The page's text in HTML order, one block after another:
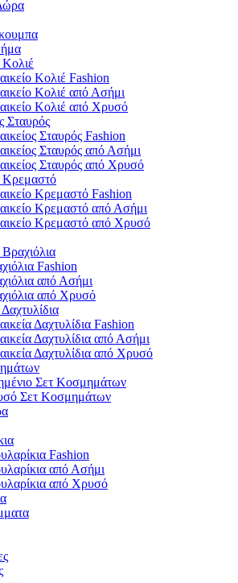
Κολιέ
Κολιέ Fashion
Κολιέ από Ασήμι
Κολιέ από Χρυσό
Σταυρός
Σταυρός Fashion
Σταυρός από Ασήμι
Σταυρός από Χρυσό
Κρεμαστό
Κρεμαστό Fashion
Κρεμαστό από Ασήμι
Κρεμαστό από Χρυσό
Βραχιόλια
Fashion
από Ασήμι
από Χρυσό
Δαχτυλίδια Fashion
Δαχτυλίδια από Ασήμι
Δαχτυλίδια από Χρυσό
Σετ Κοσμημάτων
Σετ Κοσμημάτων
Fashion
από Ασήμι
από Χρυσό